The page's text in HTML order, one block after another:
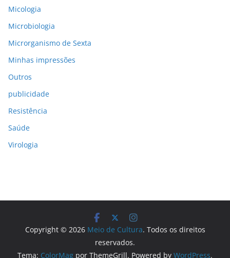
Micologia
Microbiologia
Microrganismo de Sexta
Minhas impressões
Outros
publicidade
Resistência
Saúde
Virologia
Copyright © 2026 Meio de Cultura. Todos os direitos
reservados.
Tema: ColorMag por ThemeGrill. Powered by WordPress.